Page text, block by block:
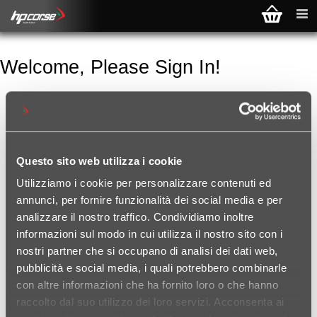
Questo sito web utilizza i cookie
Utilizziamo i cookie per personalizzare contenuti ed
annunci, per fornire funzionalità dei social media e per
analizzare il nostro traffico. Condividiamo inoltre
informazioni sul modo in cui utilizza il nostro sito con i
nostri partner che si occupano di analisi dei dati web,
pubblicità e social media, i quali potrebbero combinarle
con altre informazioni che ha fornito loro o che hanno
raccolto dal suo utilizzo dei loro servizi. Acconsenta ai
Welcome, Please Sign In!
By creating an account on our website
date on an orders status, and keep track
RETURNING CUSTOMER
Username: